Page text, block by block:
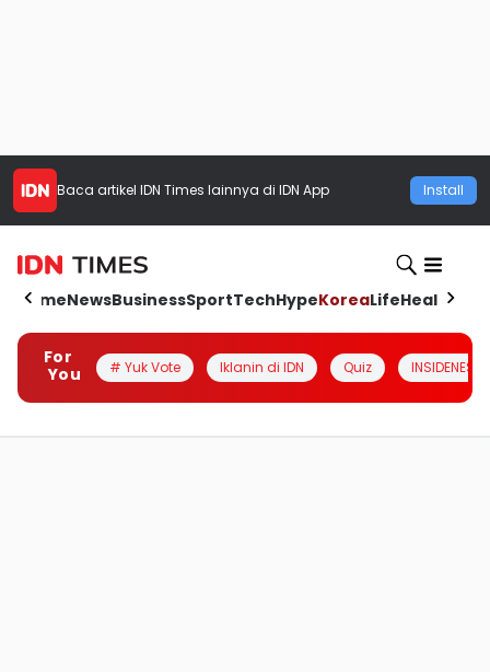
Baca artikel IDN Times lainnya di IDN App Install
HomeNewsBusinessSportTechHypeKoreaLifeHealth
For
You
# Yuk Vote Iklanin di IDN Quiz INSIDENESIA